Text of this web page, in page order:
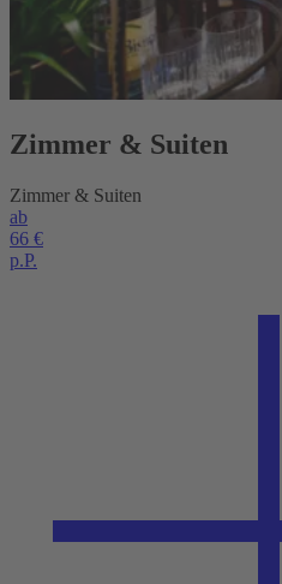
Zimmer & Suiten
Zimmer & Suiten
ab
66 €
p.P.